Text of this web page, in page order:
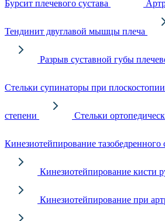
Бурсит плечевого сустава
Тендинит двуглавой мышцы плеча
Разрыв суставной губы
Стельки супинаторы при плоскостопии
степени Стельки
Кинезиотейпирование тазобедренного
Кинезиотейпирование кисти
Кинезиотейпирование при